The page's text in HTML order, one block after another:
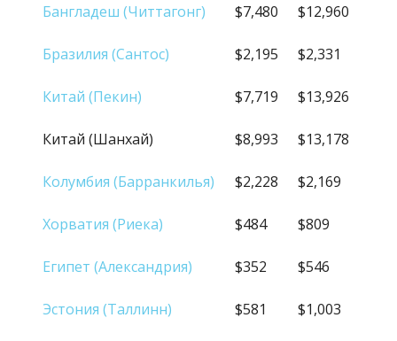
Бангладеш (Читтагонг) $7,480 $12,960
Бразилия (Сантос) $2,195 $2,331
Китай (Пекин) $7,719 $13,926
Китай (Шанхай) $8,993 $13,178
Колумбия (Барранкилья) $2,228 $2,169
Хорватия (Риека) $484 $809
Египет (Александрия) $352 $546
Эстония (Таллинн) $581 $1,003